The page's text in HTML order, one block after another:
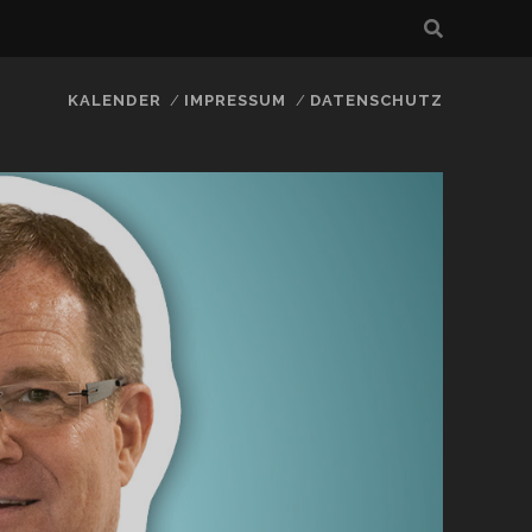
KALENDER IMPRESSUM DATENSCHUTZ